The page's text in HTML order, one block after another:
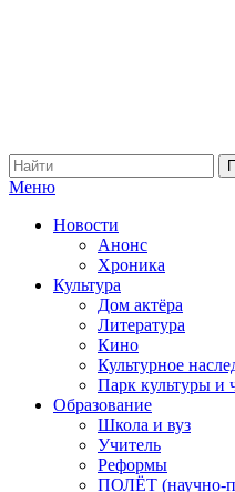
Меню
Новости
Анонс
Хроника
Культура
Дом актёра
Литература
Кино
Культурное
Парк культуры и
Образование
Школа и вуз
Учитель
Реформы
ПОЛЁТ (научно-